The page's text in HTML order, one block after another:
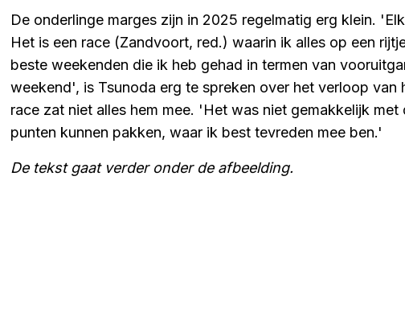
De onderlinge marges zijn in 2025 regelmatig erg klein.
Het is een race (Zandvoort, red.) waarin ik alles op een
beste weekenden die ik heb gehad in termen van
weekend', is Tsunoda erg te spreken over het verloop van
race zat niet alles hem mee. 'Het was niet gemakkelijk
punten kunnen pakken, waar ik best tevreden mee ben.'
De tekst gaat verder onder de afbeelding.